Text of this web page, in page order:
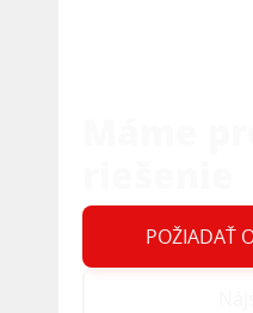
POŽIADAŤ